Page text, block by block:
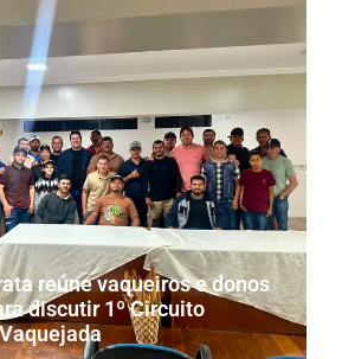
reúne vaqueiros e donos
discutir 1º Circuito